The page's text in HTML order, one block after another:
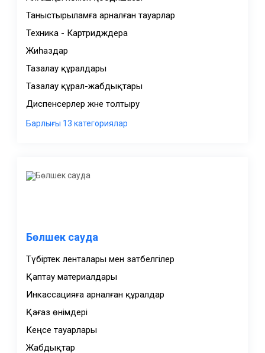
Таныстырыламға арналған тауарлар
Техника - Картридждера
Жиһаздар
Тазалау құралдары
Тазалау құрал-жабдықтары
Диспенсерлер және толтыру
Бөлшек сауда
Түбіртек ленталары мен затбелгілер
Қаптау материалдары
Инкассацияға арналған құралдар
Қағаз өнімдері
Кеңсе тауарлары
Жабдықтар